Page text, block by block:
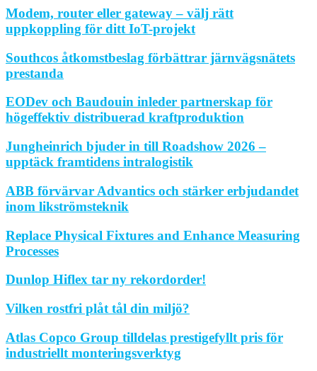
Modem, router eller gateway – välj rätt
uppkoppling för ditt IoT-projekt
Southcos åtkomstbeslag förbättrar järnvägsnätets
prestanda
EODev och Baudouin inleder partnerskap för
högeffektiv distribuerad kraftproduktion
Jungheinrich bjuder in till Roadshow 2026 –
upptäck framtidens intralogistik
ABB förvärvar Advantics och stärker erbjudandet
inom likströmsteknik
Replace Physical Fixtures and Enhance Measuring
Processes
Dunlop Hiflex tar ny rekordorder!
Vilken rostfri plåt tål din miljö?
Atlas Copco Group tilldelas prestigefyllt pris för
industriellt monteringsverktyg